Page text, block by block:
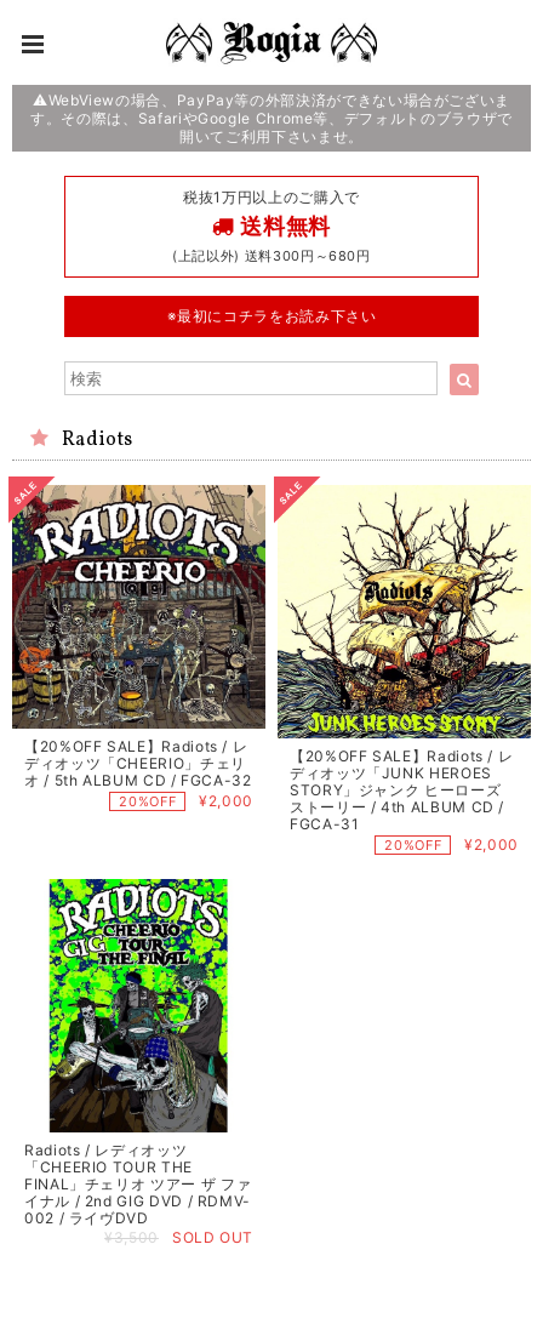
⚠️WebViewの場合、PayPay等の外部決済ができない場合がございま
す。その際は、SafariやGoogle Chrome等、デフォルトのブラウザで
開いてご利用下さいませ。
税抜1万円以上のご購入で
送料無料
(上記以外) 送料300円～680円
※最初にコチラをお読み下さい
Radiots
【20%OFF SALE】Radiots / レ
ディオッツ「CHEERIO」チェリ
オ / 5th ALBUM CD / FGCA-32
20%OFF ¥2,000
【20%OFF SALE】Radiots / レ
ディオッツ「JUNK HEROES
STORY」ジャンク ヒーローズ
ストーリー / 4th ALBUM CD /
FGCA-31
20%OFF ¥2,000
Radiots / レディオッツ
「CHEERIO TOUR THE
FINAL」チェリオ ツアー ザ ファ
イナル / 2nd GIG DVD / RDMV-
002 / ライヴDVD
¥3,500
SOLD OUT